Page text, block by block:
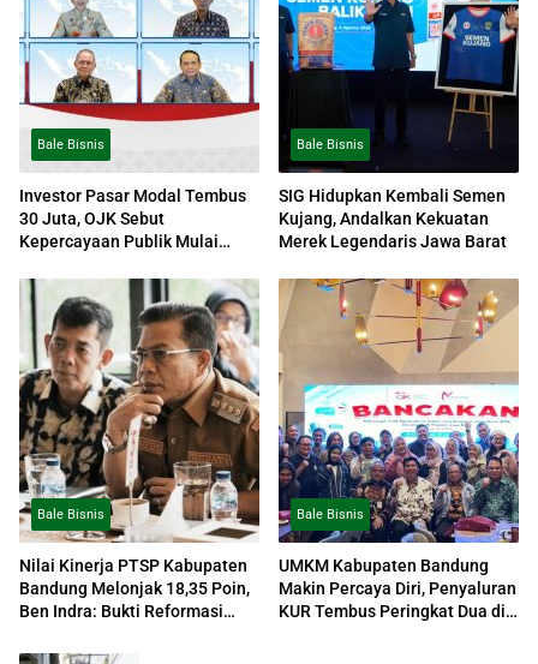
Bale Bisnis
Investor Pasar Modal Tembus
30 Juta, OJK Sebut
Kepercayaan Publik Mulai
Bale Bisnis
SIG Hidupkan Kembali Semen
Kujang, Andalkan Kekuatan
Merek Legendaris Jawa Barat
Bale Bisnis
Nilai Kinerja PTSP Kabupaten
Bandung Melonjak 18,35 Poin,
Ben Indra: Bukti Reformasi
Bale Bisnis
UMKM Kabupaten Bandung
Makin Percaya Diri, Penyaluran
KUR Tembus Peringkat Dua di